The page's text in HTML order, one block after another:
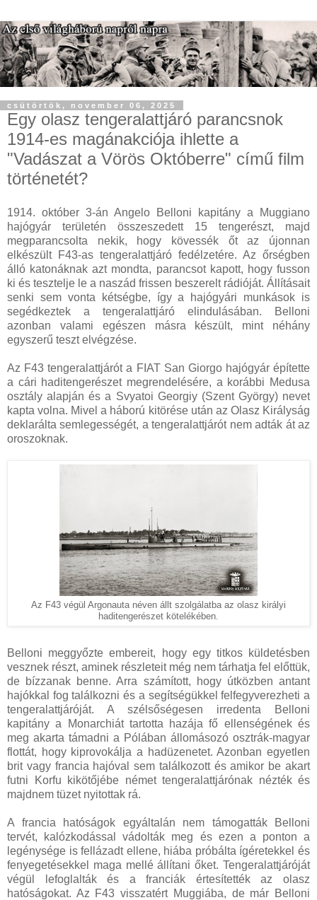
csütörtök, november 06, 2025
Egy olasz tengeralattjáró parancsnok
1914-es magánakciója ihlette a
"Vadászat a Vörös Októberre" című film
történetét?
1914. október 3-án Angelo Belloni kapitány a Muggiano
hajógyár területén összeszedett 15 tengerészt, majd
megparancsolta nekik, hogy kövessék őt az újonnan
elkészült F43-as tengeralattjáró fedélzetére. Az őrségben
álló katonáknak azt mondta, parancsot kapott, hogy fusson
ki és tesztelje le a naszád frissen beszerelt rádióját. Állításait
senki sem vonta kétségbe, így a hajógyári munkások is
segédkeztek a tengeralattjáró elindulásában. Belloni
azonban valami egészen másra készült, mint néhány
egyszerű teszt elvégzése.
Az F43 tengeralattjárót a FIAT San Giorgo hajógyár építette
a cári haditengerészet megrendelésére, a korábbi Medusa
osztály alapján és a Svyatoi Georgiy (Szent György) nevet
kapta volna. Mivel a háború kitörése után az Olasz Királyság
deklarálta semlegességét, a tengeralattjárót nem adták át az
oroszoknak.
Az F43 végül Argonauta néven állt szolgálatba az olasz királyi
haditengerészet kötelékében.
Belloni meggyőzte embereit, hogy egy titkos küldetésben
vesznek részt, aminek részleteit még nem tárhatja fel előttük,
de bízzanak benne. Arra számított, hogy útközben antant
hajókkal fog találkozni és a segítségükkel felfegyverezheti a
tengeralattjáróját. A szélsőségesen irredenta Belloni
kapitány a Monarchiát tartotta hazája fő ellenségének és
meg akarta támadni a Pólában állomásozó osztrák-magyar
flottát, hogy kiprovokálja a hadüzenetet. Azonban egyetlen
brit vagy francia hajóval sem találkozott és amikor be akart
futni Korfu kikötőjébe német tengeralattjárónak nézték és
majdnem tüzet nyitottak rá.
A francia hatóságok egyáltalán nem támogatták Belloni
tervét, kalózkodással vádolták meg és ezen a ponton a
legénysége is fellázadt ellene, hiába próbálta ígéretekkel és
fenyegetésekkel maga mellé állítani őket. Tengeralattjáróját
végül lefoglalták és a franciák értesítették az olasz
hatóságokat. Az F43 visszatért Muggiába, de már Belloni